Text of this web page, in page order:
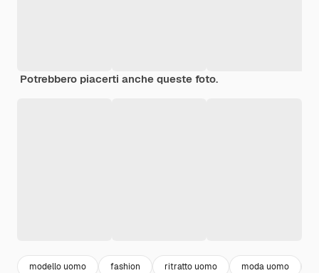
Potrebbero piacerti anche queste foto.
modello uomo fashion ritratto uomo moda uomo